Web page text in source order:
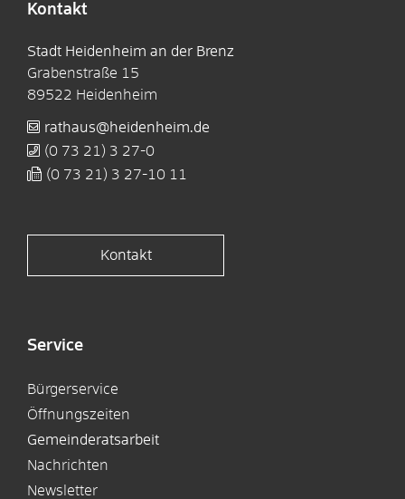
Kontakt
Stadt Heidenheim an der Brenz
Grabenstraße 15
89522 Heidenheim
rathaus@heidenheim.de
(0 73 21) 3 27-0
(0 73 21) 3 27-10 11
Kontakt
Service
Bürgerservice
Öffnungszeiten
Gemeinderatsarbeit
Nachrichten
Newsletter